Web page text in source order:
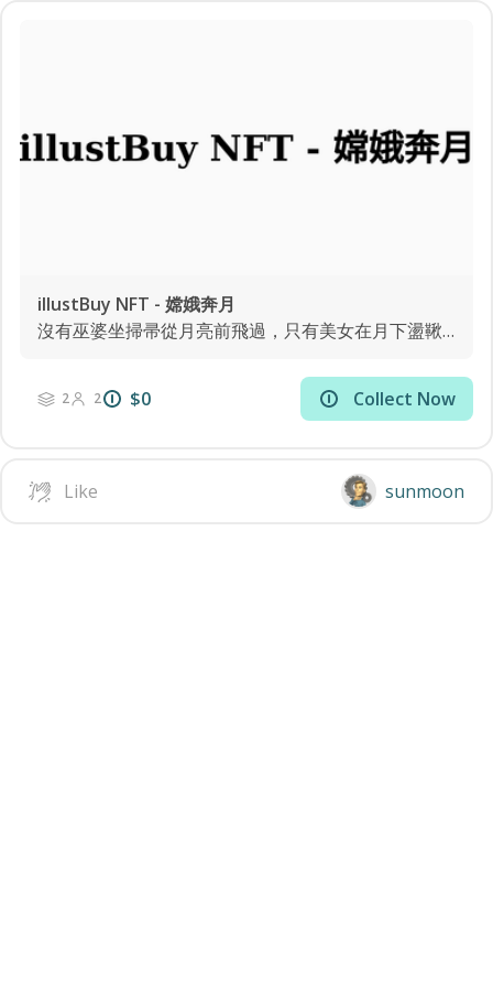
illustBuy NFT - 嫦娥奔月
沒有巫婆坐掃帚從月亮前飛過，只有美女在月下盪鞦韆。
2 2 $0 Collect Now
Like sunmoon